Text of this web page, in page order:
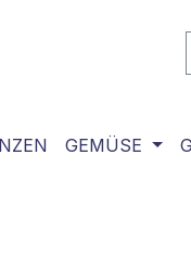
GEMÜSE